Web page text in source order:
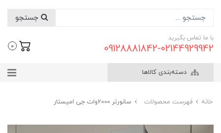
با ما تماس بگیرید
09128881842-02144929942
0
دسته‌بندی کالاها
خانه فهرست محصولات سانورتر 2000وات جی امیستار